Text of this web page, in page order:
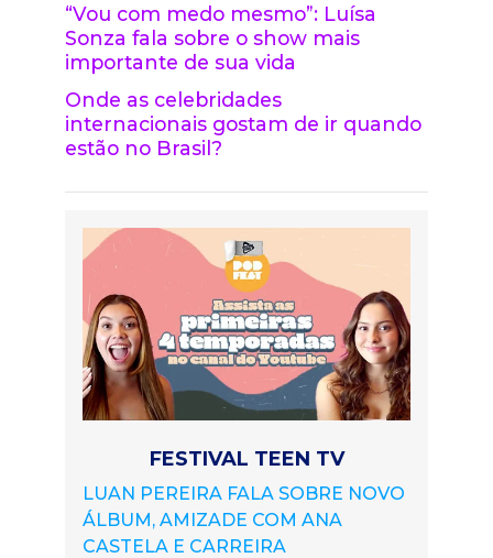
“Vou com medo mesmo”: Luísa
Sonza fala sobre o show mais
importante de sua vida
Onde as celebridades
internacionais gostam de ir quando
estão no Brasil?
FESTIVAL TEEN TV
LUAN PEREIRA FALA SOBRE NOVO
ÁLBUM, AMIZADE COM ANA
CASTELA E CARREIRA